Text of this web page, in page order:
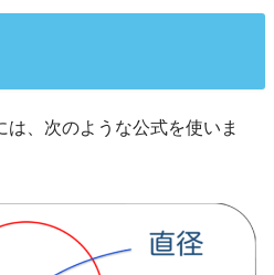
、次のような公式を使いま